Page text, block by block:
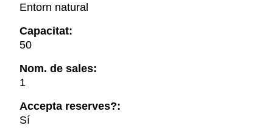
Entorn natural
Capacitat:
50
Nom. de sales:
1
Accepta reserves?:
Sí